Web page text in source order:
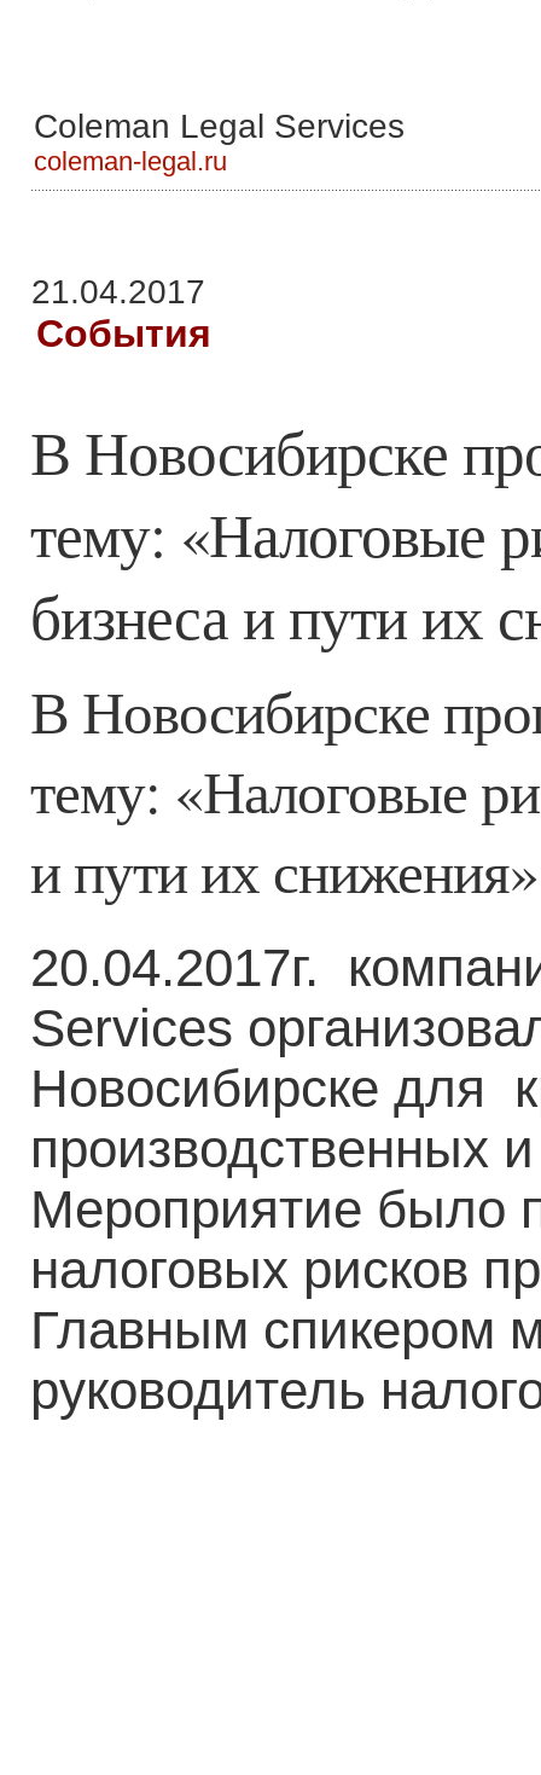
Coleman Legal Services
coleman-legal.ru
21.04.2017
События
В Новосибирске
тему: «Налоговые
бизнеса и пути их
В Новосибирске
тему: «Налоговые
и пути их
20.04.2017г.
Services
Новосибирске для
производственных
Мероприятие было
налоговых рисков
Главным спикером
руководитель